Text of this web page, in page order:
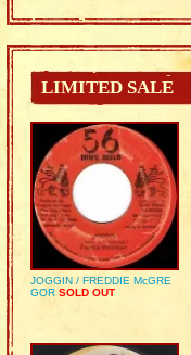
LIMITED SALE
JOGGIN / FREDDIE McGRE
GOR SOLD OUT